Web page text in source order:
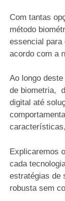
Com tantas
método
essencial para
acordo com a
Ao longo
de biometria,
digital até
Explicaremos
cada
estratégias de
robusta sem